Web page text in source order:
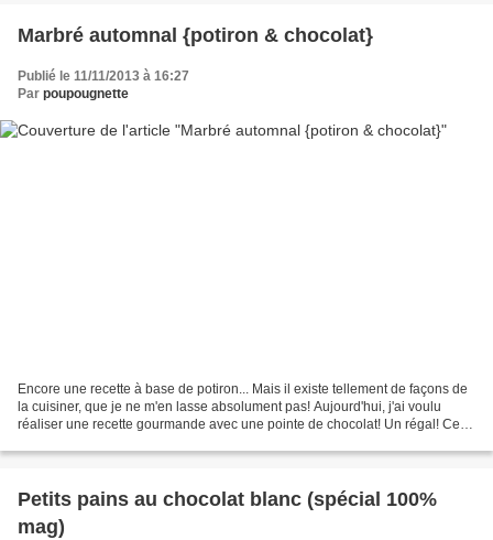
Marbré automnal {potiron & chocolat}
Publié le 11/11/2013 à 16:27
Par poupougnette
Encore une recette à base de potiron... Mais il existe tellement de façons de
la cuisiner, que je ne m'en lasse absolument pas! Aujourd'hui, j'ai voulu
réaliser une recette gourmande avec une pointe de chocolat! Un régal! Ce
Petits pains au chocolat blanc (spécial 100%
mag)